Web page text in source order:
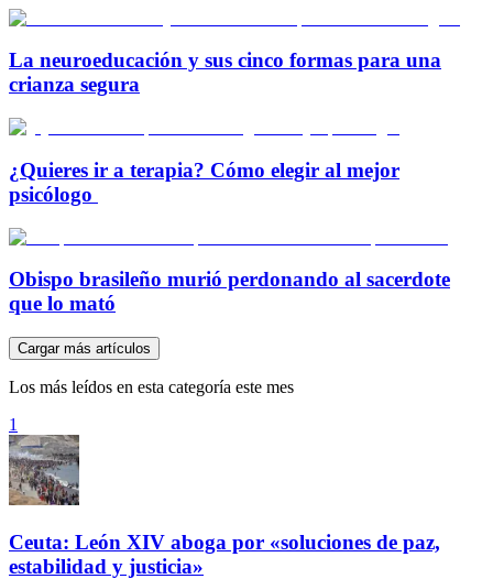
La neuroeducación y sus cinco formas para una
crianza segura
¿Quieres ir a terapia? Cómo elegir al mejor
psicólogo
Obispo brasileño murió perdonando al sacerdote
que lo mató
Cargar más artículos
Los más leídos en esta categoría este mes
1
Ceuta: León XIV aboga por «soluciones de paz,
estabilidad y justicia»